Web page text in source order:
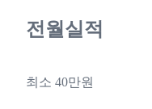
전월실적
최소 40만원